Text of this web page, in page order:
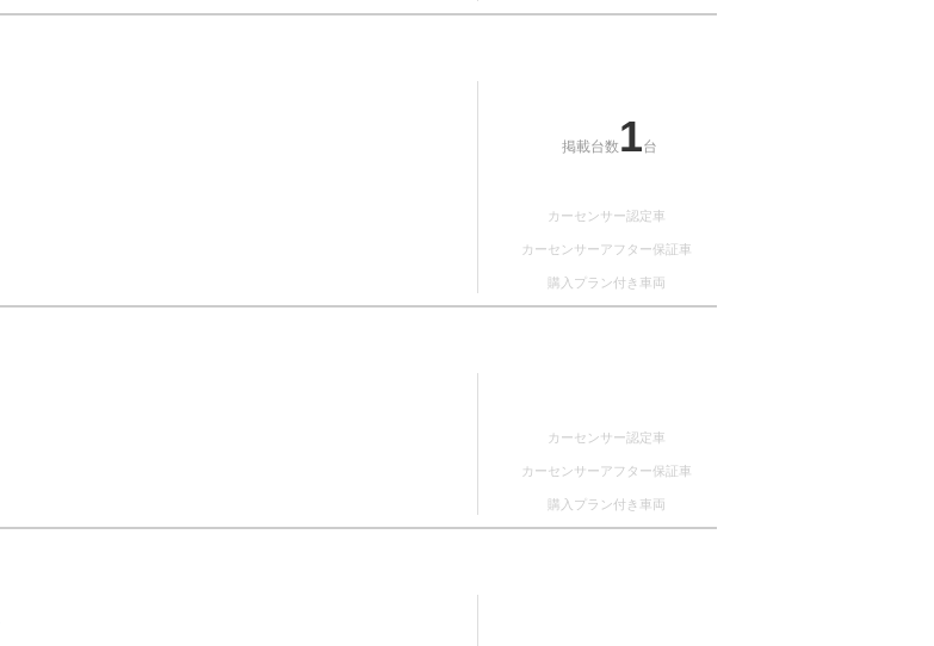
掲載台数 1台
カーセンサー認定車
カーセンサーアフター保証車
購入プラン付き車両
カーセンサー認定車
カーセンサーアフター保証車
購入プラン付き車両